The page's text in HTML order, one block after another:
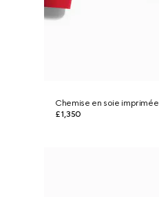
Chemise en soie imprimée
£1,350